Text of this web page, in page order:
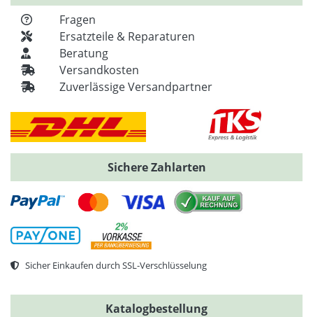
Fragen
Ersatzteile & Reparaturen
Beratung
Versandkosten
Zuverlässige Versandpartner
Sichere Zahlarten
Sicher Einkaufen durch SSL-Verschlüsselung
Katalogbestellung